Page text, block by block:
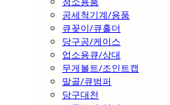
공세척기계/용품
큐꽂이/큐홀더
당구공/케이스
업소용큐/상대
무게볼트/조인트캡
말골/큐범퍼
당구대천